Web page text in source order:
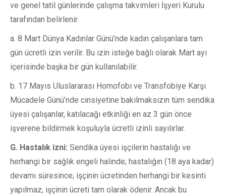
ve genel tatil günlerinde çalışma takvimleri İşyeri Kurulu
tarafından belirlenir.
a. 8 Mart Dünya Kadınlar Günü’nde kadın çalışanlara tam
gün ücretli izin verilir. Bu izin isteğe bağlı olarak Mart ayı
içerisinde başka bir gün kullanılabilir.
b. 17 Mayıs Uluslararası Homofobi ve Transfobiye Karşı
Mücadele Günü’nde cinsiyetine bakılmaksızın tüm sendika
üyesi çalışanlar, katılacağı etkinliği en az 3 gün önce
işverene bildirmek koşuluyla ücretli izinli sayılırlar.
G. Hastalık izni: Sendika üyesi işçilerin hastalığı ve
herhangi bir sağlık engeli halinde; hastalığın (18 aya kadar)
devamı süresince; işçinin ücretinden herhangi bir kesinti
yapılmaz, işçinin ücreti tam olarak ödenir. Ancak bu